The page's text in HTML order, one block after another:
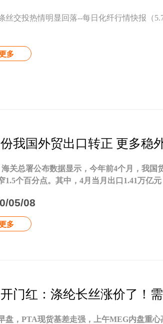
丝交投热情明显回落--每日化纤行情快报（
多
我国外贸出口转正 更多稳
海关总署公布数据显示，今年前4个月，我国
1.5个百分点。其中，4月当月出口1.41万亿
05/08
多
门红：涤纶长丝涨价了！
盘，PTA现货基差走强，上午MEG内盘